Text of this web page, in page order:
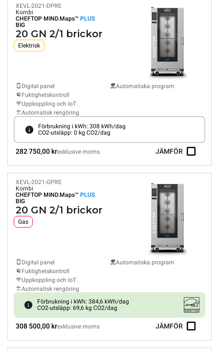
XEVL-2021-DPRS
Kombi
CHEFTOP MIND.Maps™ PLUS
BIG
20 GN 2/1 brickor
Elektrisk
Digital panel
Fuktighetskontroll
Uppkoppling och IoT
Automatisk rengöring
Automatiska program
Förbrukning i kWh: 308 kWh/dag
CO2-utsläpp: 0 kg CO2/dag
282 750,00 krexklusive moms JÄMFÖR
XEVL-2021-GPRS
Kombi
CHEFTOP MIND.Maps™ PLUS
BIG
20 GN 2/1 brickor
Gas
Digital panel
Fuktighetskontroll
Uppkoppling och IoT
Automatisk rengöring
Automatiska program
Förbrukning i kWh: 384,6 kWh/dag
CO2-utsläpp: 69,6 kg CO2/dag
308 500,00 krexklusive moms JÄMFÖR